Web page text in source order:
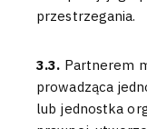
przestrzegania.
3.3. Partnerem
prowadząca
lub jednostka